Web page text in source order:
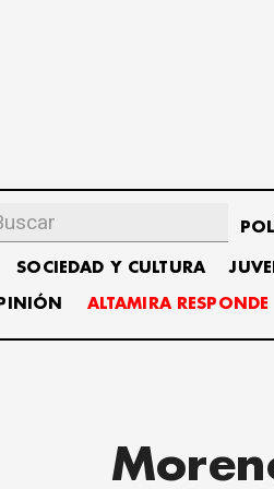
SOCIEDAD Y CULTURA
ALTAMIRA RESPONDE